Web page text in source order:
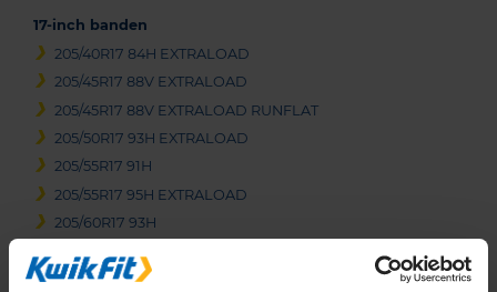
17-inch banden
205/40R17 84H EXTRALOAD
205/45R17 88V EXTRALOAD
205/45R17 88V EXTRALOAD RUNFLAT
205/50R17 93H EXTRALOAD
205/55R17 91H
205/55R17 95H EXTRALOAD
205/60R17 93H
215/50R17 95V EXTRALOAD